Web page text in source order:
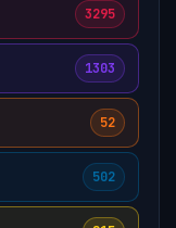
3295
1303
52
502